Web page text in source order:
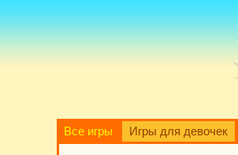
Все игры Игры для девочек